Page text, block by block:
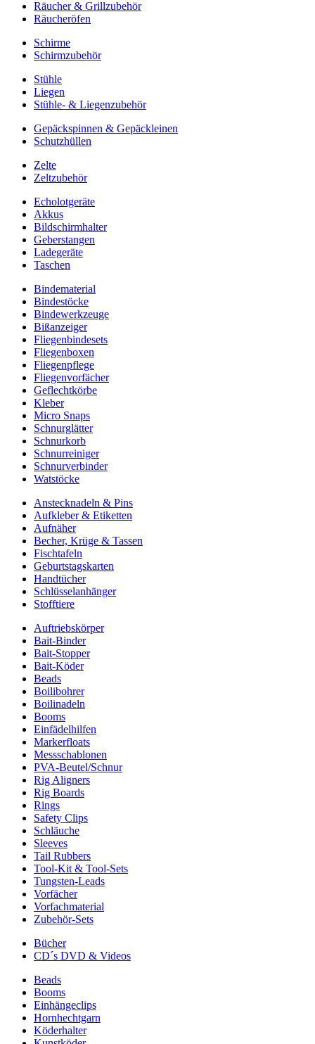
Räucher & Grillzubehör
Räucheröfen
Schirme
Schirmzubehör
Stühle
Liegen
Stühle- & Liegenzubehör
Gepäckspinnen & Gepäckleinen
Schutzhüllen
Zelte
Zeltzubehör
Echolotgeräte
Akkus
Bildschirmhalter
Geberstangen
Ladegeräte
Taschen
Bindematerial
Bindestöcke
Bindewerkzeuge
Bißanzeiger
Fliegenbindesets
Fliegenboxen
Fliegenpflege
Fliegenvorfächer
Geflechtkörbe
Kleber
Micro Snaps
Schnurglätter
Schnurkorb
Schnurreiniger
Schnurverbinder
Watstöcke
Anstecknadeln & Pins
Aufkleber & Etiketten
Aufnäher
Becher, Krüge & Tassen
Fischtafeln
Geburtstagskarten
Handtücher
Schlüsselanhänger
Stofftiere
Auftriebskörper
Bait-Binder
Bait-Stopper
Bait-Köder
Beads
Boilibohrer
Boilinadeln
Booms
Einfädelhilfen
Markerfloats
Messschablonen
PVA-Beutel/Schnur
Rig Aligners
Rig Boards
Rings
Safety Clips
Schläuche
Sleeves
Tail Rubbers
Tool-Kit & Tool-Sets
Tungsten-Leads
Vorfächer
Vorfachmaterial
Zubehör-Sets
Bücher
CD´s DVD & Videos
Beads
Booms
Einhängeclips
Hornhechtgarn
Köderhalter